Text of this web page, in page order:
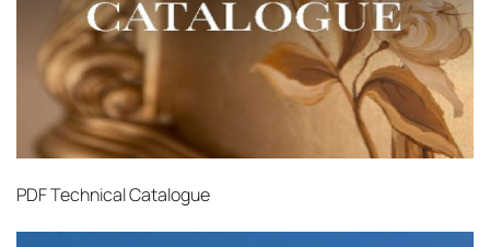
PDFTechnical Catalogue